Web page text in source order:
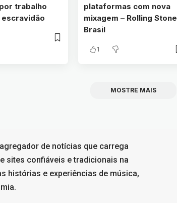
trabalho
escravidão
plataformas com nova
mixagem – Rolling Stone
Brasil
1
MOSTRE MAIS
de notícias que carrega
sites confiáveis e tradicionais na
histórias e experiências de música,